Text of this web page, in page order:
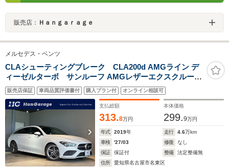
販売店： Ｈａｎｇａｒａｇｅ
メルセデス・ベンツ
CLAシューティングブレーク CLA200d AMGライン デ
ィーゼルターボ サンルーフ AMGレザーエクスクルーシ
ブ・アドバンスド・レーダーセーフティ・ナビPKG ドラ
レコ 本革シート 360度カメラ ヘッドアップディスプレイ
アドバンスドサウンド マルチビームLEDヘッドライト 禁
煙車 18AW
販売店保証 車両品質評価書付 購入プラン付 オンライン相談可
支払総額
313.8万円
本体価格
299.9万円
年式 2019年 走行 4.6万km
車検
'27/03 修復
なし
保証
保証付 整備
法定整備無
住所
愛知県名古屋市名東区